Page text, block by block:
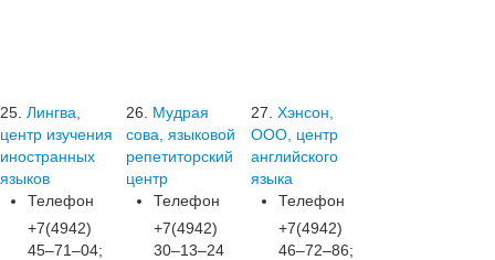
25. Лингва,
центр изучения
иностранных
языков
Телефон
+7(4942)
45‒71‒04;
26.
Мудрая
сова, языковой
репетиторский
центр
Телефон
+7(4942)
30‒13‒24
27. Хэнсон,
ООО, центр
английского
языка
Телефон
+7(4942)
46‒72‒86;